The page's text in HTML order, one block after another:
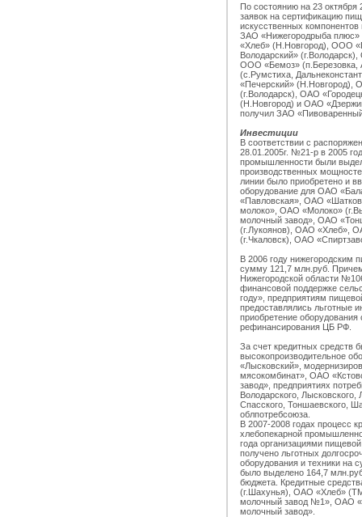
По состоянию на 23 октября
заявок на сертификацию
искусственных
ЗАО «Нижегородрыба
«Хлеб» (Н.Новгород), ООО
Володарский»
ООО «Бемоз» (п.Березовка,
(с.Румстиха,
«Печерский» (Н.Новгород),
(г.Володарск), ОАО
(Н.Новгород) и ОАО
получил ЗАО
Инвестиции
В соответствии с
28.01.2005г. №21-р в 2005
промышленности были
производственных
линии было приобретено и
оборудование для ОАО
«Павловская», ОАО
молоко», ОАО «Молоко»
молочный завод», ОАО
(г.Лукоянов), ОАО «Хлеб»,
(г.Чкаловск), ОАО
В 2006 году нижегородским
сумму 121,7 млн.руб.
Нижегородской области
финансовой поддержке
году», предприятиям
предоставлялись льготные
приобретение
рефинансирования ЦБ РФ.
За счет кредитных средств
высокопроизводительное
«Лысковский»,
мясокомбинат», ОАО
завод», предприятиях
Володарского, Лысковского,
Спасского, Тоншаевского,
облпотребсоюза.
В 2007-2008 годах процесс
хлебопекарной
года организациями
получено льготных
оборудования и техники на
было выделено 164,7
бюджета. Кредитные
(г.Шахунья), ОАО «Хлеб»
молочный завод №1», ОАО
молочный завод».